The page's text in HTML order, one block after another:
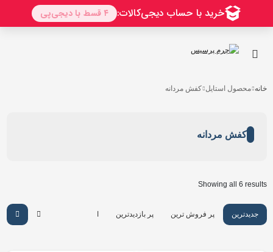
خانه محصول استایل کفش مردانه
کفش مردانه
Showing all 6 results
پر فروش ترین پر بازدیدترین جدیدترین گرانترین